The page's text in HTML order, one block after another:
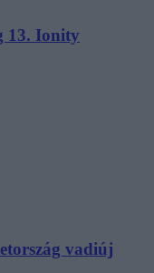
13. Ionity
vadiúj